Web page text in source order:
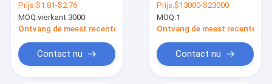
Min Grootte
400x300mm
Prijs:$1.81-$2.76
MOQ:vierkant 3000
Ontvang de meest recente Prijs
Contact nu
Platenmachine
Prijs:$13000-$23000
MOQ:1
Ontvang de meest recente
Contact nu